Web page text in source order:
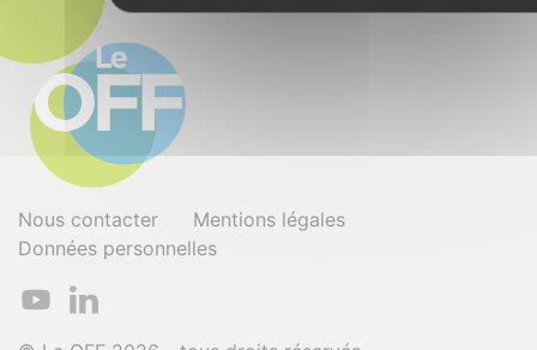
Nous contacter
Mentions légales
Données personnelles